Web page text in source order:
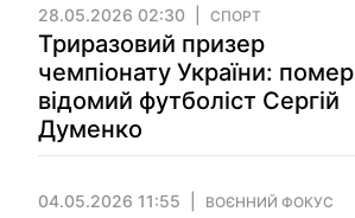
28.05.2026 02:30 СПОРТ
Триразовий призер
чемпіонату України: помер
відомий футболіст Сергій
Думенко
04.05.2026 11:55 ВОЄННИЙ ФОКУС